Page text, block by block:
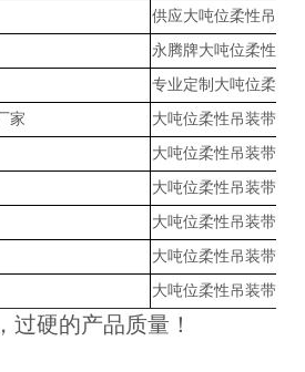
供应大吨位柔性吊装
永腾牌大吨位柔性吊
专业定制大吨位柔性
家 大吨位柔性吊装带哪
大吨位柔性吊装带厂
大吨位柔性吊装带厂
大吨位柔性吊装带报
大吨位柔性吊装带价
大吨位柔性吊装带*
过硬的产品质量！